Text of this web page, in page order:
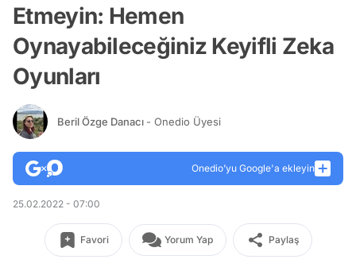
Etmeyin: Hemen
Oynayabileceğiniz Keyifli Zeka
Oyunları
Beril Özge Danacı - Onedio Üyesi
Onedio’yu Google'a ekleyin
25.02.2022 - 07:00
Favori Yorum Yap Paylaş